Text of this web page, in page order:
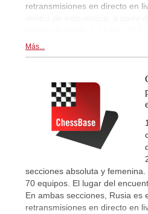
retransmisiones en directo en
Más...
secciones absoluta y
70 equipos. El lugar del
En ambas secciones, Rusia es
retransmisiones en directo en